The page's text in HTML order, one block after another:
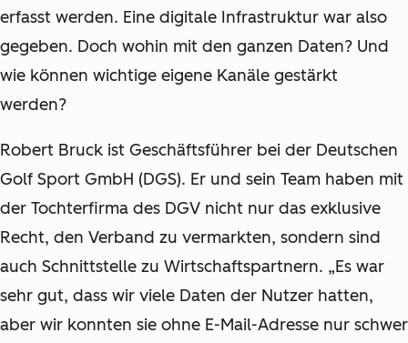
erfasst werden. Eine digitale Infrastruktur war also
gegeben. Doch wohin mit den ganzen Daten? Und
wie können wichtige eigene Kanäle gestärkt
werden?
Robert Bruck ist Geschäftsführer bei der Deutschen
Golf Sport GmbH (DGS). Er und sein Team haben mit
der Tochterfirma des DGV nicht nur das exklusive
Recht, den Verband zu vermarkten, sondern sind
auch Schnittstelle zu Wirtschaftspartnern. „Es war
sehr gut, dass wir viele Daten der Nutzer hatten,
aber wir konnten sie ohne E-Mail-Adresse nur schwer